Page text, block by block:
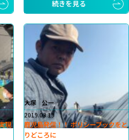
続きを見る
現
大塚 公一
2019.03.19
鹿児島発信！！ ポリシーブックをと
りどころに